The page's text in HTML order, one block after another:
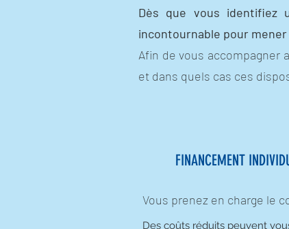
Dès que vous identifiez
incontournable pour
Afin de vous accompagner
et dans quels cas ces
FINANCEMENT
Vous prenez en charge le
Des coûts réduits peuvent